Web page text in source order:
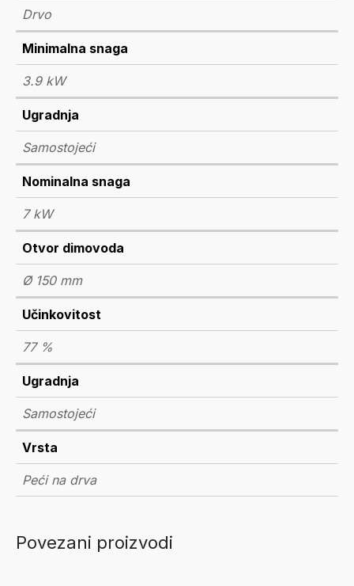
Drvo
Minimalna snaga
3.9 kW
Ugradnja
Samostojeći
Nominalna snaga
7 kW
Otvor dimovoda
Ø 150 mm
Učinkovitost
77 %
Ugradnja
Samostojeći
Vrsta
Peći na drva
Povezani proizvodi